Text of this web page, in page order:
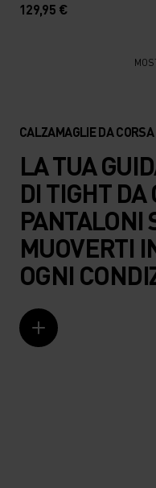
129,95 €
CALZAMAGLIE DA
LA TUA
DI TIGHT DA
PANTALONI
MUOVERTI
OGNI